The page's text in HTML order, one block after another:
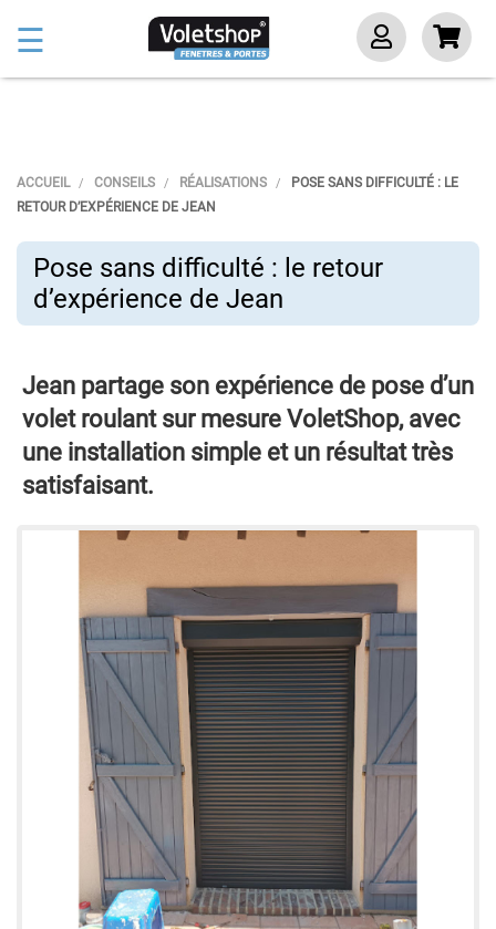
Basculer
la
☰
ACCUEIL CONSEILS RÉALISATIONS
POSE SANS DIFFICULTÉ : LE
RETOUR D’EXPÉRIENCE DE JEAN
Pose sans difficulté : le retour
d’expérience de Jean
Jean partage son expérience de pose d’un
volet roulant sur mesure VoletShop, avec
une installation simple et un résultat très
satisfaisant.